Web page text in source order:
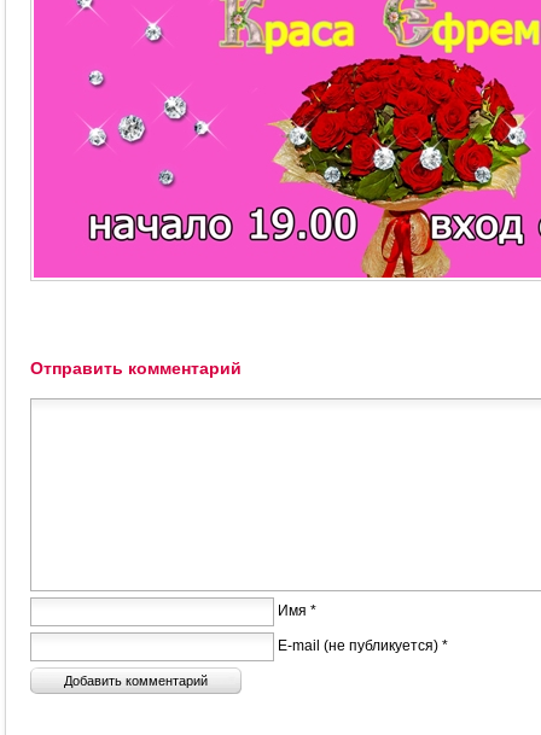
Отправить комментарий
Имя *
E-mail (не публикуется) *